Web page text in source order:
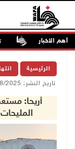
أهم الاخبار
الرئيسية
تاريخ النشر: 01/08/2025 10:23 ص
أريحا: